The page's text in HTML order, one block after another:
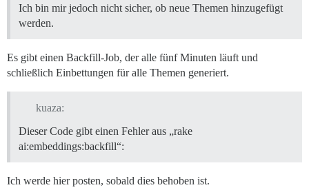
Ich bin mir jedoch nicht sicher, ob neue Themen hinzugefügt
werden.
Es gibt einen Backfill-Job, der alle fünf Minuten läuft und
schließlich Einbettungen für alle Themen generiert.
kuaza:
Dieser Code gibt einen Fehler aus „rake
ai:embeddings:backfill“:
Ich werde hier posten, sobald dies behoben ist.